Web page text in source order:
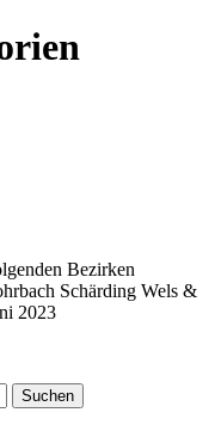
Bezirken
Schärding Wels &
2023